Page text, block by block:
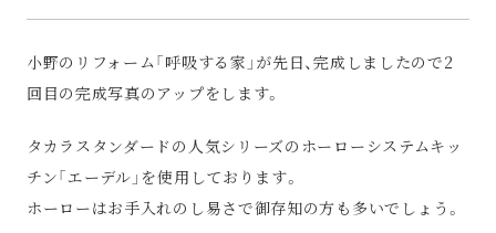
小野のリフォーム「呼吸する家」が先日、完成しましたので2
回目の完成写真のアップをします。
タカラスタンダードの人気シリーズのホーローシステムキッ
チン「エーデル」を使用しております。
ホーローはお手入れのし易さで御存知の方も多いでしょう。